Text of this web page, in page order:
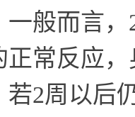
一般而言
正常反应
若2周以后